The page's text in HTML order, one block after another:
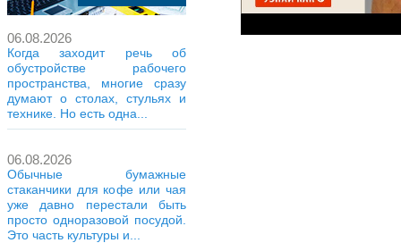
06.08.2026
Когда заходит речь об
обустройстве рабочего
пространства, многие сразу
думают о столах, стульях и
технике. Но есть одна...
06.08.2026
Обычные бумажные
стаканчики для кофе или чая
уже давно перестали быть
просто одноразовой посудой.
Это часть культуры и...